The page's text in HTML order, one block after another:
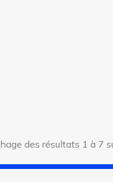
des résultats 1 à 7